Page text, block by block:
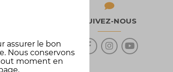
SUIVEZ-NOUS
assurer le bon
Nous conservons
moment en